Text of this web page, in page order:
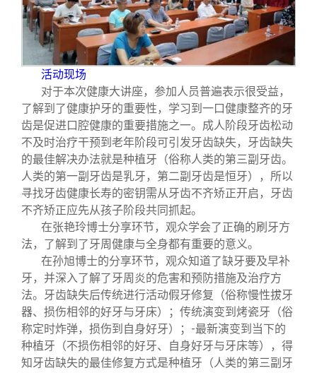
活动现场
对于本次健康大讲座，参加人员普遍表示很受益，
了解到了健康护牙的重要性，学习到一口健康整齐的牙
齿是促进口腔健康的重要措施之一。成人阶段牙齿松动
不及时治疗干预到老年阶段可引发牙齿缺失，牙齿缺失
的最佳解决办法就是种植牙（俗称人类的第三副牙齿。
人类的第一副牙齿是乳牙，第二副牙齿是恒牙），所以
寻找牙齿健康长寿的密钥需从牙齿不齐矫正开启，牙齿
不齐矫正应先从孩子阶段共同抓起。
在张艳玲博士分享环节，观众学会了正确的刷牙方
法，了解到了牙周健康与全身都有重要的意义。
在孙旭博士的分享环节，观众知道了缺牙要及早补
牙，并深入了解了牙周炎的危害和预防措施及治疗方
法。牙齿缺失后传统进行活动假牙修复（俗称慢性拔牙
器、损伤相邻的好牙与牙床）；传统演变到烤瓷牙（俗
称定时炸弹，损伤到自身好牙）；-最新演变到当下的
种植牙（不损伤相邻的好牙、自身好牙与牙床等），得
知牙齿缺失的最佳修复方式是种植牙（人类的第三副牙